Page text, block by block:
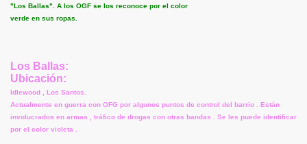
"Los Ballas". A los OGF se los reconoce por el color
verde en sus ropas.
Los Ballas:
Ubicación:
Idlewood , Los Santos.
Actualmente en guerra con OFG por algunos puntos de control del barrio . Están
involucrados en armas , tráfico de drogas con otras bandas . Se les puede identificar
por el color violeta .